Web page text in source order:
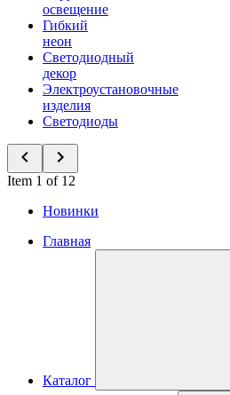
освещение
Гибкий
неон
Светодиодный
декор
Электроустановочные
изделия
Светодиоды
Item 1 of 12
Новинки
Главная
Каталог